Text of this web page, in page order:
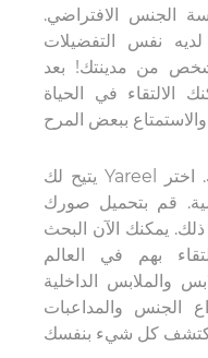
الجنس الافتراضي.
نفس التفضيلات
من مدينتك! بعد
الالتقاء في الحياة
يتيح لك Yareel إنشاء شخصية ثلاثية الأبعاد تمثلك. اختر
قم بتحميل صورك
يمكنك الآن البحث
بهم في العالم
والملابس الداخلية
الجنس والمداعبات